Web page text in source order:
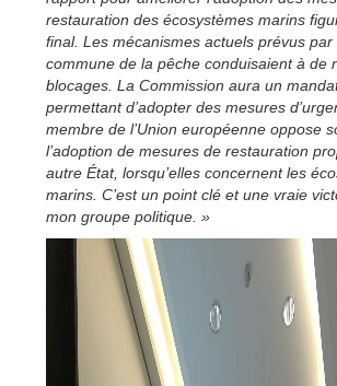
restauration des écosystèmes marins
final. Les mécanismes actuels prévus par
commune de la pêche conduisaient à de
blocages. La Commission aura un
permettant d’adopter des mesures
membre de l’Union européenne oppose
l’adoption de mesures de restauration
autre État, lorsqu’elles concernent les
marins. C’est un point clé et une vraie
mon groupe politique. »